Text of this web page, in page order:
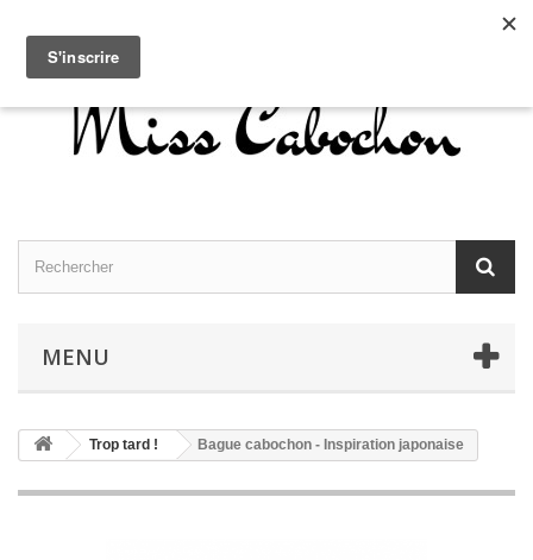
Connexion
MENU
Trop tard ! Bague cabochon - Inspiration japonaise